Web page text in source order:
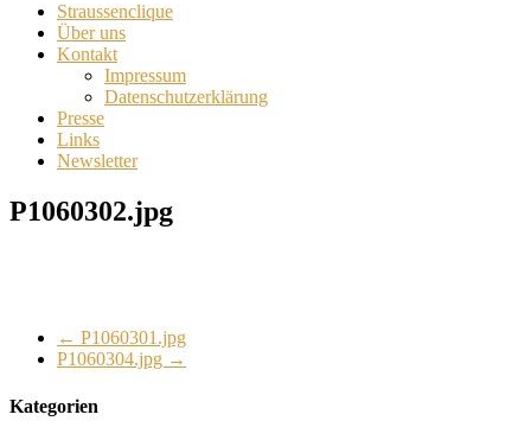
Straussenclique
Über uns
Kontakt
Impressum
Datenschutzerklärung
Presse
Links
Newsletter
P1060302.jpg
← P1060301.jpg
P1060304.jpg →
Kategorien